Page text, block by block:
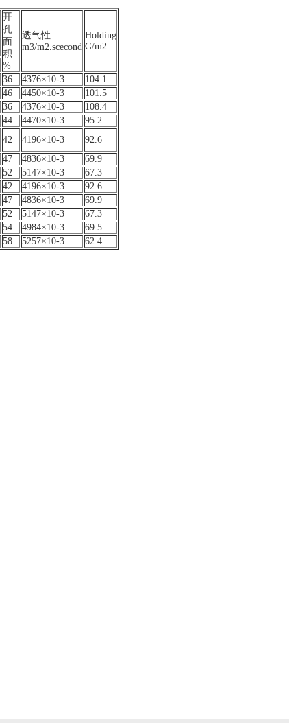
开
孔
面
积
%
透气性
m3/m2.scecond
Holding
G/m2
36 4376×10-3
104.1
46 4450×10-3
101.5
36 4376×10-3
108.4
44 4470×10-3
95.2
42 4196×10-3
92.6
47 4836×10-3
69.9
52 5147×10-3
67.3
42 4196×10-3
92.6
47 4836×10-3
69.9
52 5147×10-3
67.3
54 4984×10-3
69.5
58 5257×10-3 62.4